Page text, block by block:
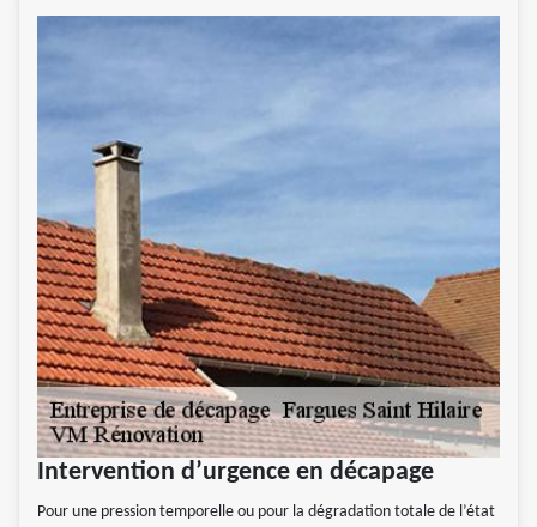
Intervention d’urgence en décapage
Pour une pression temporelle ou pour la dégradation totale de l’état